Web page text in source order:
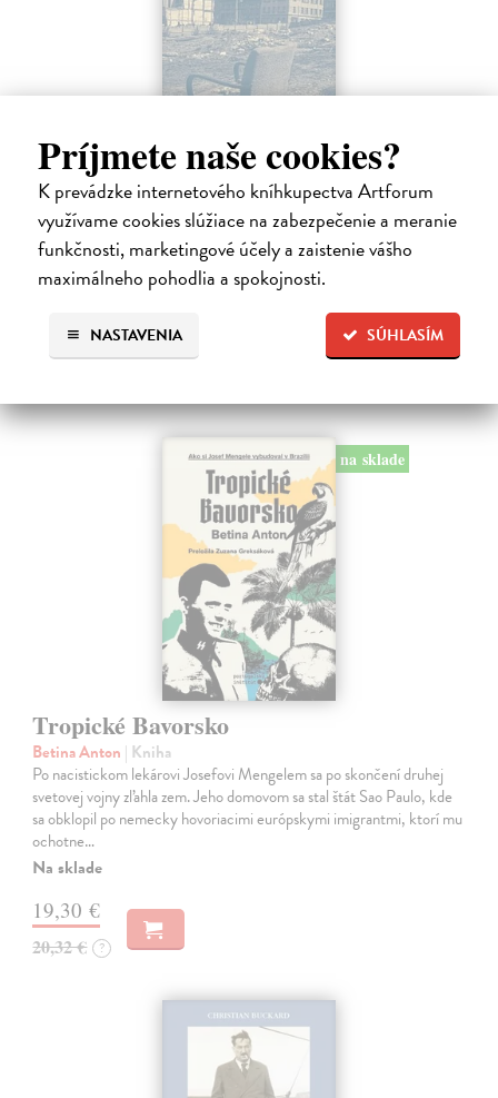
Príjmete naše cookies?
K prevádzke internetového kníhkupectva Artforum
využívame cookies slúžiace na zabezpečenie a meranie
funkčnosti, marketingové účely a zaistenie vášho
maximálneho pohodlia a spokojnosti.
SÚHLASÍM
NASTAVENIA
Táňa / Praha 3 / Žižkov
Zelbová Marie| Kniha
Nikdy jsme nebyli úplně standardní žižkovská rodina. Vítejte v
mámině bytě 4. kategorie, který byl všem otevřen dokořán.
12,92 €
na sklade
Tropické Bavorsko
Betina Anton | Kniha
Po nacistickom lekárovi Josefovi Mengelem sa po skončení druhej
svetovej vojny zľahla zem. Jeho domovom sa stal štát Sao Paulo, kde
sa obklopil po nemecky hovoriacimi európskymi imigrantmi, ktorí mu
ochotne…
Na sklade
19,30 €
20,32 € ?